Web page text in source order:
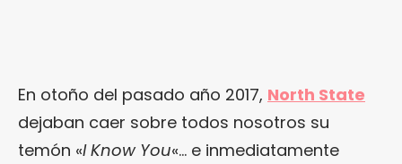
En otoño del pasado año 2017, North State
dejaban caer sobre todos nosotros su
temón «I Know You«… e inmediatamente